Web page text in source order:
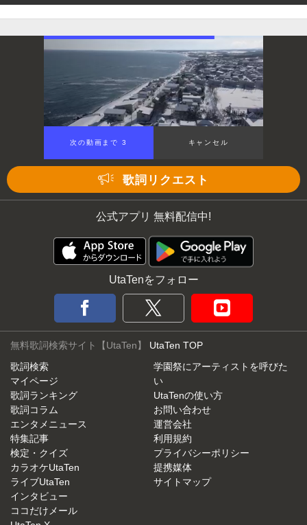
次の動画まで 2 キャンセル
歌詞リクエスト
公式アプリ 無料配信中!
UtaTenをフォロー
無料歌詞検索サイト【UtaTen】 UtaTen TOP
歌詞検索
マイページ
歌詞ランキング
歌詞コラム
エンタメニュース
特集記事
検定・クイズ
カラオケUtaTen
ライブUtaTen
インタビュー
ココだけメール
学園祭にアーティストを呼びた
い
UtaTenの使い方
お問い合わせ
運営会社
利用規約
プライバシーポリシー
提携媒体
サイトマップ